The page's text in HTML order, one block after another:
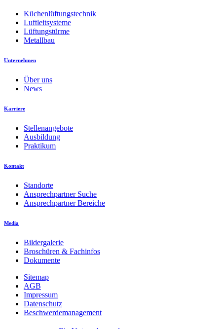
Küchenlüftungstechnik
Luftleitsysteme
Lüftungstürme
Metallbau
Unternehmen
Über uns
News
Karriere
Stellenangebote
Ausbildung
Praktikum
Kontakt
Standorte
Ansprechpartner Suche
Ansprechpartner Bereiche
Media
Bildergalerie
Broschüren & Fachinfos
Dokumente
Sitemap
AGB
Impressum
Datenschutz
Beschwerdemanagement